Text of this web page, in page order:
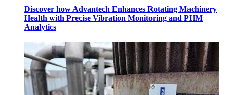
Discover how Advantech Enhances Rotating Machinery
Health with Precise Vibration Monitoring and PHM
Analytics